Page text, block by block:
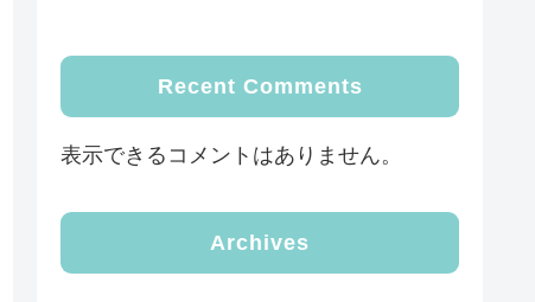
Recent Comments
表示できるコメントはありません。
Archives